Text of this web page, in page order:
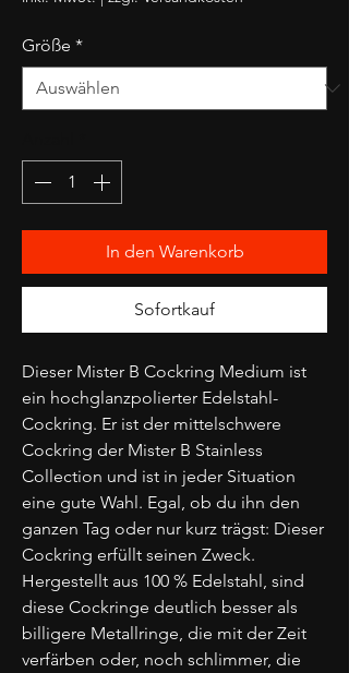
Größe *
In den Warenkorb
Sofortkauf
Dieser Mister B Cockring Medium ist
ein hochglanzpolierter Edelstahl-
Cockring. Er ist der mittelschwere
Cockring der Mister B Stainless
Collection und ist in jeder Situation
eine gute Wahl. Egal, ob du ihn den
ganzen Tag oder nur kurz trägst: Dieser
Cockring erfüllt seinen Zweck.
Hergestellt aus 100 % Edelstahl, sind
diese Cockringe deutlich besser als
billigere Metallringe, die mit der Zeit
verfärben oder, noch schlimmer, die